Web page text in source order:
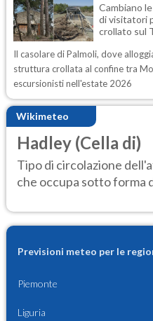
Cambiano
di visitatori
crollato sul
Il casolare di Palmoli, dove
struttura crollata al confine tra
escursionisti nell'estate 2026
Wikimeteo
Hadley (Cella di)
Tipo di circolazione
che occupa sotto forma
Previsioni meteo per le
Piemonte
Liguria